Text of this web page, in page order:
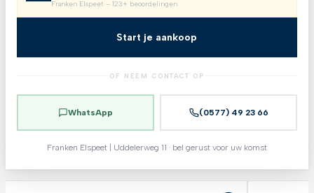
Franken Elspeet – 123+ beoordelingen
Start je aankoop
OF NEEM CONTACT OP
WhatsApp (0577) 49 23 66
Franken Elspeet | Uddelerweg 11 · bel gerust voor uw komst